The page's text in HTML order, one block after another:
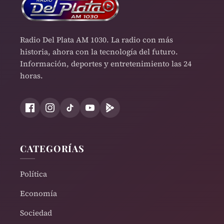
Radio Del Plata AM 1030. La radio con más
historia, ahora con la tecnología del futuro.
Información, deportes y entretenimiento las 24
horas.
CATEGORÍAS
Política
Economía
Sociedad